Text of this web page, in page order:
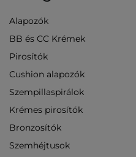
Alapozók
BB és CC Krémek
Pirosítók
Cushion alapozók
Szempillaspirálok
Krémes pirosítók
Bronzosítók
Szemhéjtusok